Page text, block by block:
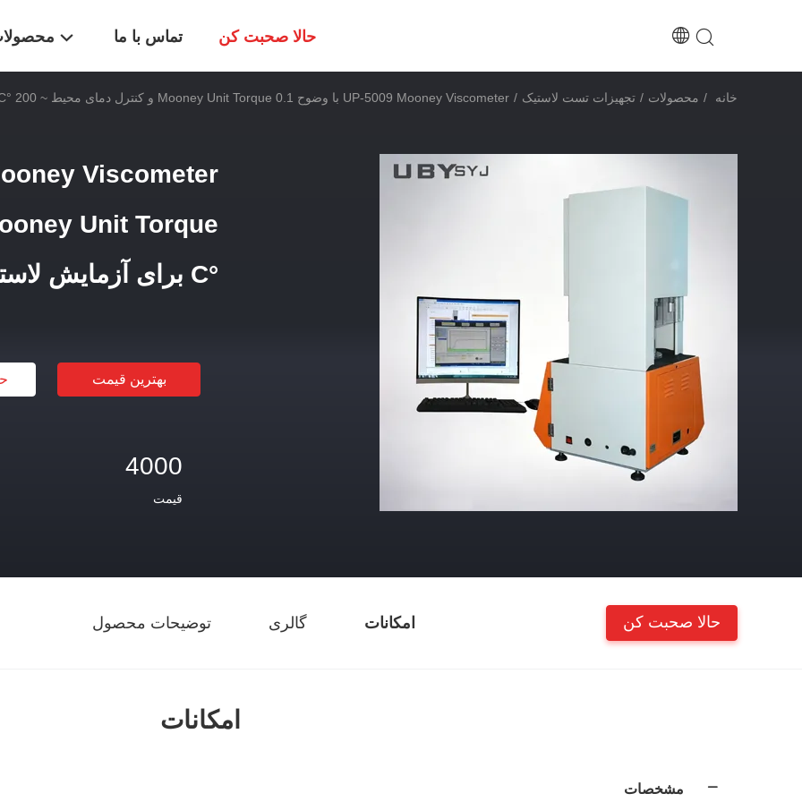
تماس با ما حالا صحبت کن
خانه / محصولات / تجهیزات تست لاستیک / UP-5009 Mooney Viscometer با وضوح 0.1 Mooney Unit Torque و کنترل دمای محیط ~ 200 °C برای آزمایش لاستیک
°C برای آزمایش لاستیک
بهترین قیمت
4000
قیمت
امکانات گالری توضیحات محصول حالا صحبت کن
امکانات
مشخصات